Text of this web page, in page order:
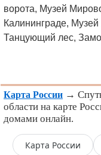
ворота, Музей
Калининграде,
Танцующий лес,
Карта России →
области на карте
домами онлайн.
Карта России